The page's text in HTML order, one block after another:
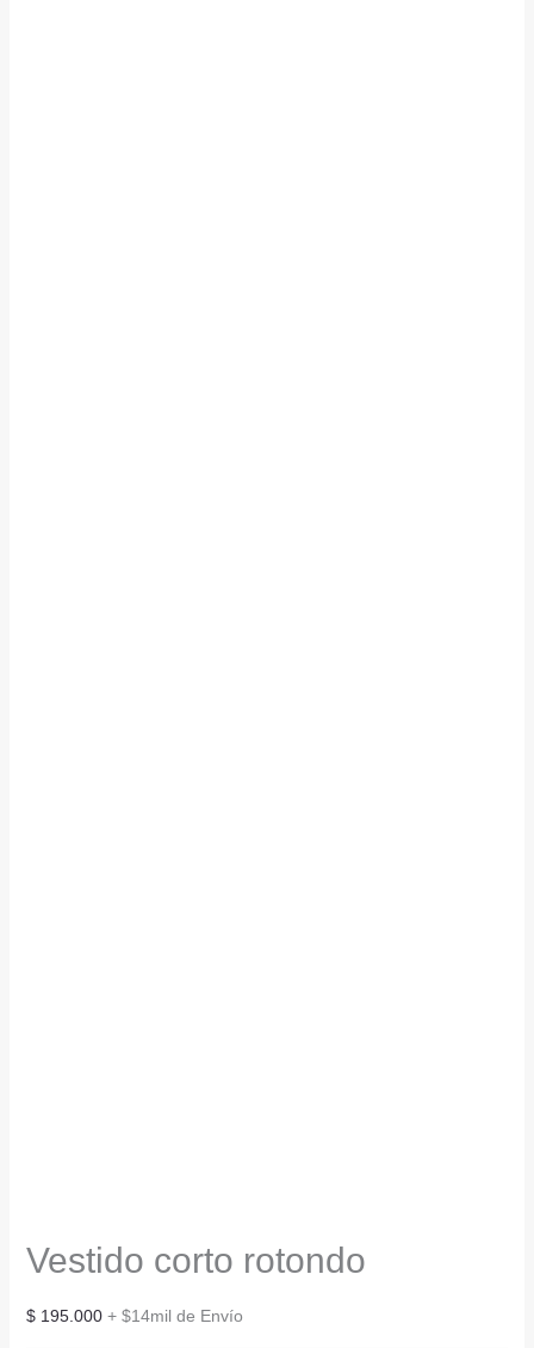
Vestido corto rotondo
$195.000 + $14mil de Envío